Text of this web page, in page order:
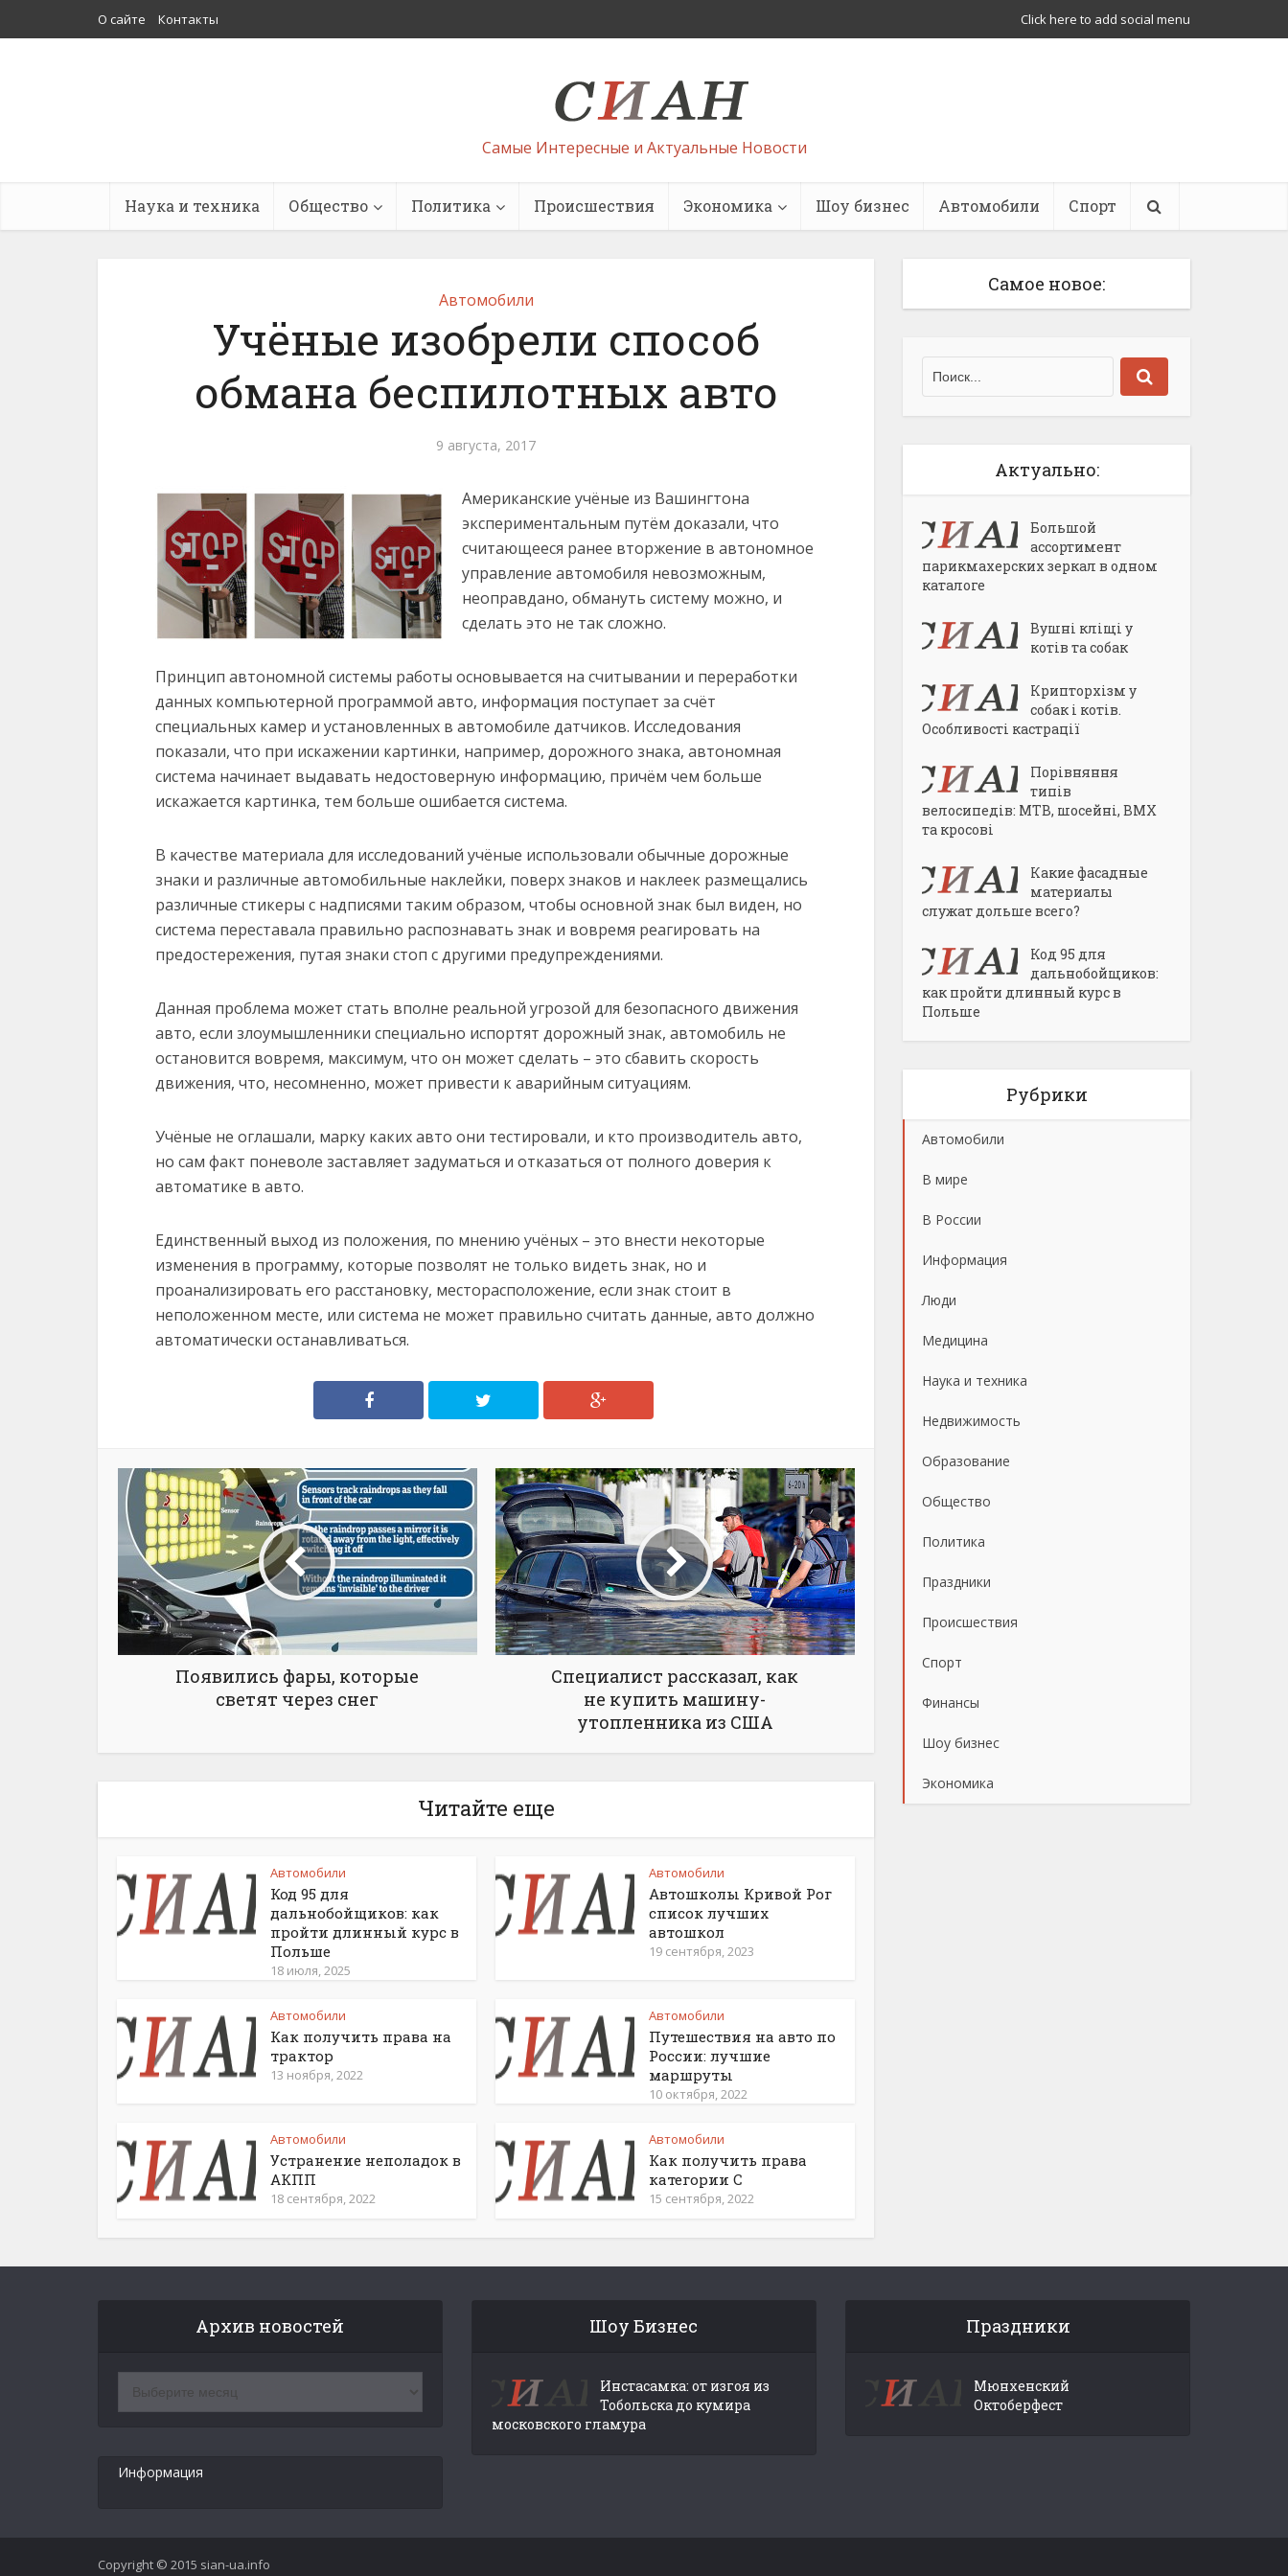
О сайте Контакты Click here to add social menu
Самые Интересные и Актуальные Новости
Наука и техника Общество Политика Происшествия Экономика Шоу бизнес Автомобили Спорт
Автомобили
Учёные изобрели способ
обмана беспилотных авто
9 августа, 2017
Американские учёные из Вашингтона
экспериментальным путём доказали, что
считающееся ранее вторжение в автономное
управление автомобиля невозможным,
неоправдано, обмануть систему можно, и
сделать это не так сложно.
Принцип автономной системы работы основывается на считывании и переработки
данных компьютерной программой авто, информация поступает за счёт
специальных камер и установленных в автомобиле датчиков. Исследования
показали, что при искажении картинки, например, дорожного знака, автономная
система начинает выдавать недостоверную информацию, причём чем больше
искажается картинка, тем больше ошибается система.
В качестве материала для исследований учёные использовали обычные дорожные
знаки и различные автомобильные наклейки, поверх знаков и наклеек размещались
различные стикеры с надписями таким образом, чтобы основной знак был виден, но
система переставала правильно распознавать знак и вовремя реагировать на
предостережения, путая знаки стоп с другими предупреждениями.
Данная проблема может стать вполне реальной угрозой для безопасного движения
авто, если злоумышленники специально испортят дорожный знак, автомобиль не
остановится вовремя, максимум, что он может сделать – это сбавить скорость
движения, что, несомненно, может привести к аварийным ситуациям.
Учёные не оглашали, марку каких авто они тестировали, и кто производитель авто,
но сам факт поневоле заставляет задуматься и отказаться от полного доверия к
автоматике в авто.
Единственный выход из положения, по мнению учёных – это внести некоторые
изменения в программу, которые позволят не только видеть знак, но и
проанализировать его расстановку, месторасположение, если знак стоит в
неположенном месте, или система не может правильно считать данные, авто должно
автоматически останавливаться.
Появились фары, которые
светят через снег
Специалист рассказал, как
не купить машину-
утопленника из США
Читайте еще
Автомобили
Код 95 для
дальнобойщиков: как
пройти длинный курс в
Польше
18 июля, 2025
Автомобили
Автошколы Кривой Рог
список лучших
автошкол
19 сентября, 2023
Автомобили
Как получить права на
трактор
13 ноября, 2022
Автомобили
Путешествия на авто по
России: лучшие
маршруты
10 октября, 2022
Автомобили
Устранение неполадок в
АКПП
18 сентября, 2022
Автомобили
Как получить права
категории С
15 сентября, 2022
Самое новое:
Актуально:
Большой
ассортимент
парикмахерских зеркал в одном
каталоге
Вушні кліщі у
котів та собак
Крипторхізм у
собак і котів.
Особливості кастрації
Порівняння
типів
велосипедів: MTB, шосейні, BMX
та кросові
Какие фасадные
материалы
служат дольше всего?
Код 95 для
дальнобойщиков:
как пройти длинный курс в
Польше
Рубрики
Автомобили
В мире
В России
Информация
Люди
Медицина
Наука и техника
Недвижимость
Образование
Общество
Политика
Праздники
Происшествия
Спорт
Финансы
Шоу бизнес
Экономика
Архив новостей
новостей
Информация
Шоу Бизнес
Инстасамка: от изгоя из
Тобольска до кумира
московского гламура
Праздники
Мюнхенский
Октоберфест
Copyright © 2015 sian-ua.info